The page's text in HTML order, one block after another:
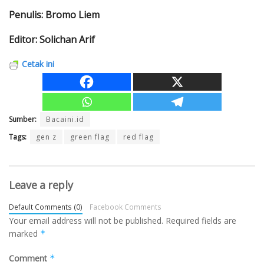
Penulis: Bromo Liem
Editor: Solichan Arif
Cetak ini
Sumber:
Bacaini.id
Tags:
gen z green flag red flag
Leave a reply
Default Comments (0) Facebook Comments
Your email address will not be published. Required fields are
marked *
Comment *